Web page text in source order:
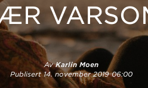
AvKarlin Moen
Publisert14. november 2019 06:00